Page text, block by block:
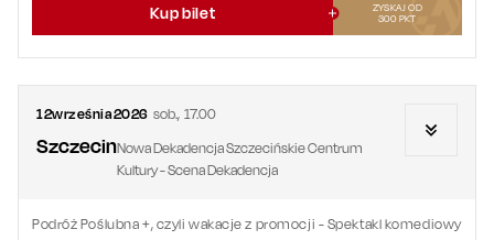
Kup bilet
ZYSKAJ OD
300 PKT
12września2026 sob., 17.00
SzczecinNowa Dekadencja Szczecińskie Centrum
Kultury - Scena Dekadencja
Podróż Poślubna +, czyli wakacje z promocji - Spektakl komediowy